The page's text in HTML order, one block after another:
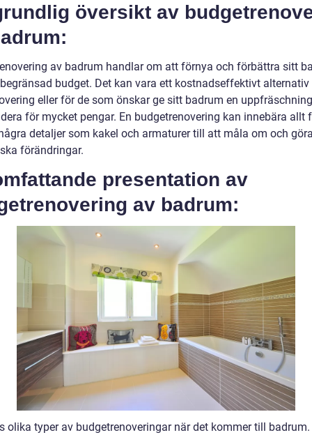
översikt av
av badrum handlar om att förnya och förbättra sitt
budget. Det kan vara ett kostnadseffektivt
eller för de som önskar ge sitt badrum en
för mycket pengar. En budgetrenovering kan innebära allt
detaljer som kakel och armaturer till att måla om och
förändringar.
presentation av
av badrum:
olika typer av budgetrenoveringar när det kommer till badrum.